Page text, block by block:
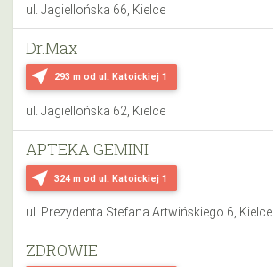
ul. Jagiellońska 66, Kielce
near_me 293 m od ul. Katoickiej 1
Dr.Max
ul. Jagiellońska 62, Kielce
near_me 324 m od ul. Katoickiej 1
APTEKA GEMINI
ul. Prezydenta Stefana Artwińskiego 6, Kielce
ZDROWIE